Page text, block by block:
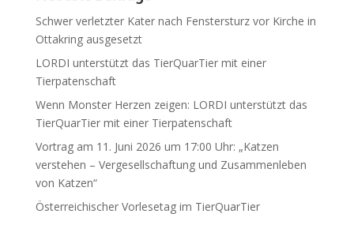
Schwer verletzter Kater nach Fenstersturz vor Kirche in
Ottakring ausgesetzt
LORDI unterstützt das TierQuarTier mit einer
Tierpatenschaft
Wenn Monster Herzen zeigen: LORDI unterstützt das
TierQuarTier mit einer Tierpatenschaft
Vortrag am 11. Juni 2026 um 17:00 Uhr: „Katzen
verstehen – Vergesellschaftung und Zusammenleben
von Katzen“
Österreichischer Vorlesetag im TierQuarTier